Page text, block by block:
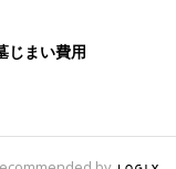
じまい費用